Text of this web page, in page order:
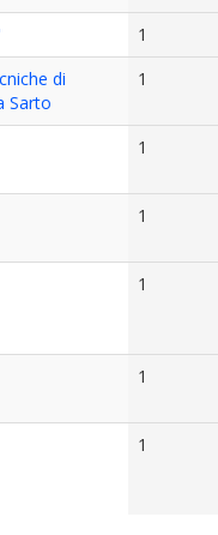
1
di
Sarto
1
1
1
1
1
1